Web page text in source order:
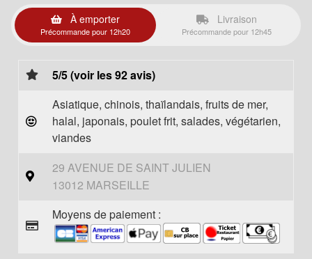
À emporter
Précommande pour 12h20
Livraison
Précommande pour 12h45
5/5 (voir les 92 avis)
Asiatique, chinois, thaïlandais, fruits de mer,
halal, japonais, poulet frit, salades, végétarien,
viandes
29 AVENUE DE SAINT JULIEN
13012 MARSEILLE
Moyens de paiement :